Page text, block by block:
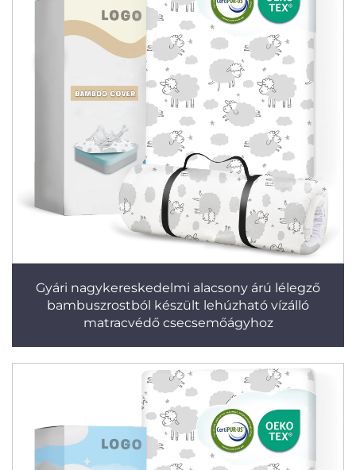
Gyári nagykereskedelmi alacsony árú lélegző
bambuszrostból készült lehúzható vízálló
matracvédő csecsemőágyhoz